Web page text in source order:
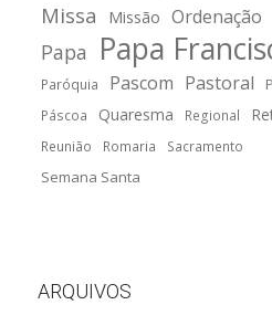
Missa Missão Ordenação
Papa Papa
Paróquia Pascom Pastoral
Páscoa Quaresma Regional
Reunião Romaria Sacramento
Semana Santa
ARQUIVOS